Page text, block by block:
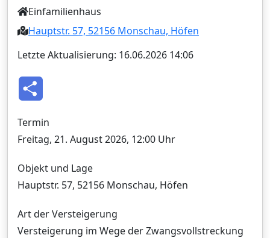
Einfamilienhaus
Hauptstr. 57, 52156 Monschau, Höfen
Letzte Aktualisierung: 16.06.2026 14:06
e
n
Termin
Freitag, 21. August 2026, 12:00 Uhr
Objekt und Lage
Hauptstr. 57, 52156 Monschau, Höfen
Art der Versteigerung
Versteigerung im Wege der Zwangsvollstreckung